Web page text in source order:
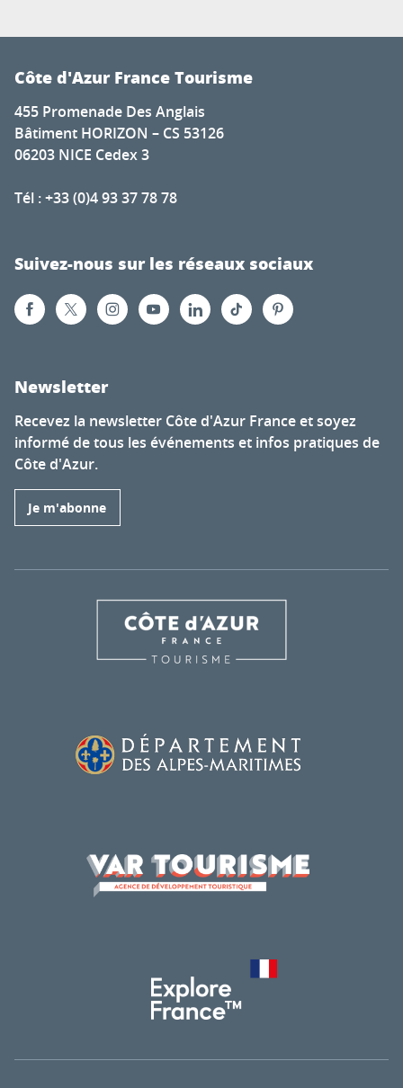
Côte d'Azur France Tourisme
455 Promenade Des Anglais
Bâtiment HORIZON – CS 53126
06203 NICE Cedex 3
Tél : +33 (0)4 93 37 78 78
Suivez-nous sur les réseaux sociaux
Newsletter
Recevez la newsletter Côte d'Azur France et soyez
informé de tous les événements et infos pratiques de
Côte d'Azur.
Je m'abonne